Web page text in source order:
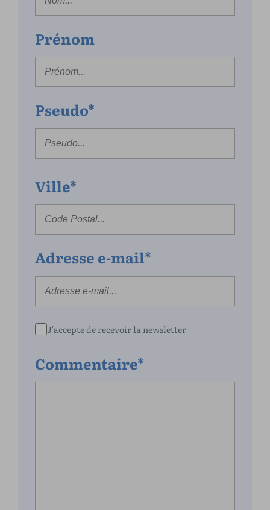
Prénom
Pseudo*
Ville*
Adresse e-mail*
J'accepte de recevoir la newsletter
Commentaire*